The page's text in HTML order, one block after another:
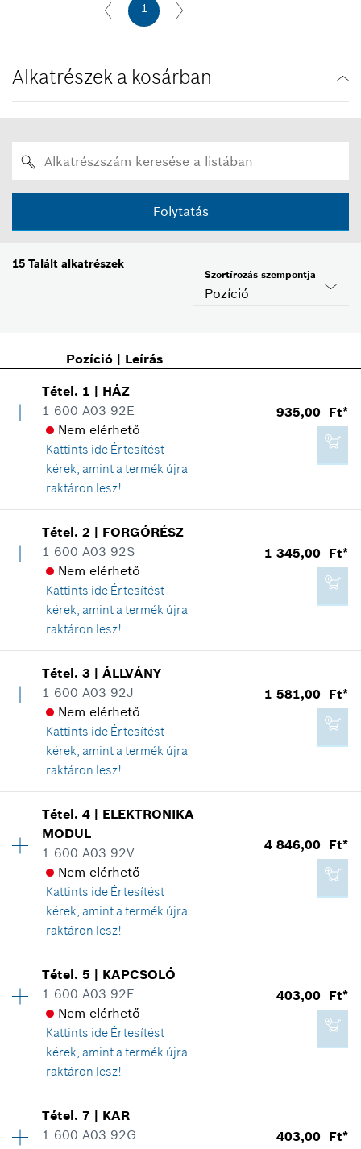
1
Alkatrészek a kosárban
Folytatás
15 Talált alkatrészek
Pozíció
Szortírozás szempontja
Pozíció| Leírás
Tétel. 1 | HÁZ
1 600 A03 92E
Nem elérhető
Kattints ide Értesítést
kérek, amint a termék újra
raktáron lesz!
935,00 Ft*
Árcsoport:15
Tartalék alkatrész információ
Hol kerül használatra
Az ábrán látható
935,00 Ft*
*A feltüntetett árak ajánlott bruttó
kiskereskedelmi árak
Kosárba teszem
Tétel.2 | FORGÓRÉSZ
1 600 A03 92S
Nem elérhető
Kattints ide Értesítést
kérek, amint a termék újra
raktáron lesz!
1 345,00 Ft*
Árcsoport:17
Tartalék alkatrész információ
Hol kerül használatra
Az ábrán látható
1 345,00 Ft*
*A feltüntetett árak ajánlott bruttó
kiskereskedelmi árak
Tétel.3 |ÁLLVÁNY
1 600 A03 92J
Nem elérhető
Kattints ide Értesítést
kérek, amint a termék újra
raktáron lesz!
1 581,00 Ft*
Elérhetőség 1
Árcsoport
Tartalék alkatrész információ
Hol kerül használatra
Az ábrán látható
1 581,00 Ft*
*A feltüntetett árak ajánlott bruttó
kiskereskedelmi árak
Kosárba teszem
Tétel.4 | ELEKTRONIKA
MODUL
1 600 A03 92V
Nem elérhető
Kattints ide Értesítést
kérek, amint a termék újra
raktáron lesz!
4 846,00 Ft*
Elérhetőség 1
Árcsoport :27
Tartalék alkatrész információ
Hol kerül használatra
Az ábrán látható
Tétel.5 | KAPCSOLÓ
1 600 A03 92F
Nem elérhető
Kattints ide Értesítést
kérek, amint a termék újra
raktáron lesz!
403,00 Ft*
Árcsoport:11
Tétel.7 | KAR
1 600 A03 92G
403,00 Ft*